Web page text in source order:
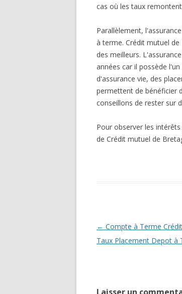
cas où les taux
Parallèlement,
à terme. Crédit mutuel
des meilleurs.
années car il possède
d'assurance vie, des
permettent de bénéficier
conseillons de rester sur
Pour observer les
de Crédit mutuel de
Navigation
des
← Compte à Terme
Taux Placement Depot à